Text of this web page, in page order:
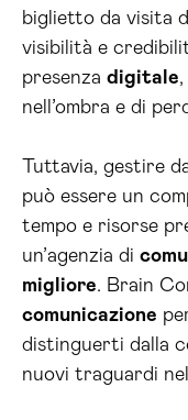
biglietto da visita
visibilità e
presenza digitale
nell’ombra e di
Tuttavia, gestire
può essere un
tempo e risorse
un’agenzia di
migliore. Brain
comunicazione
distinguerti dalla
nuovi traguardi